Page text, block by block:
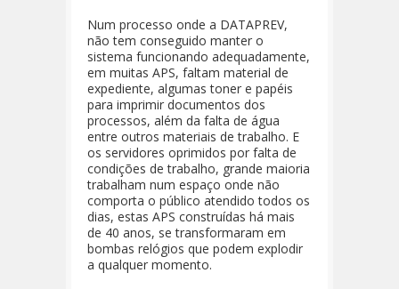
Num processo onde a DATAPREV,
não tem conseguido manter o
sistema funcionando adequadamente,
em muitas APS, faltam material de
expediente, algumas toner e papéis
para imprimir documentos dos
processos, além da falta de água
entre outros materiais de trabalho. E
os servidores oprimidos por falta de
condições de trabalho, grande maioria
trabalham num espaço onde não
comporta o público atendido todos os
dias, estas APS construídas há mais
de 40 anos, se transformaram em
bombas relógios que podem explodir
a qualquer momento.